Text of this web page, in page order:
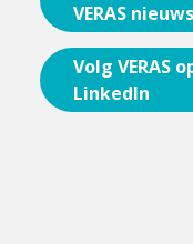
VERAS
Volg VERAS
LinkedIn